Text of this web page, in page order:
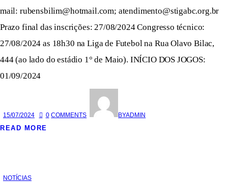
mail: rubensbilim@hotmail.com; atendimento@stigabc.org.br
Prazo final das inscrições: 27/08/2024 Congresso técnico:
27/08/2024 as 18h30 na Liga de Futebol na Rua Olavo Bilac,
444 (ao lado do estádio 1° de Maio). INÍCIO DOS JOGOS:
01/09/2024
15/07/2024 0 COMMENTS BYADMIN
READ MORE
NOTÍCIAS